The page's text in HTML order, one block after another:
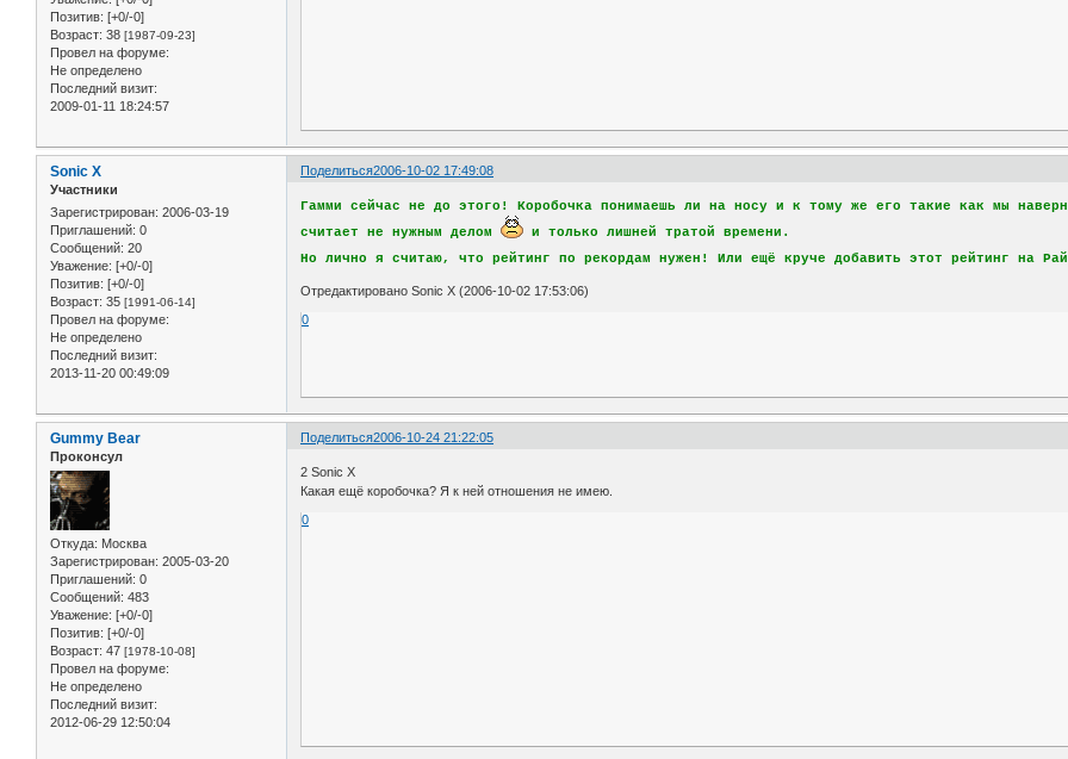
Позитив: [+0/-0]
Возраст: 38 [1987-09-23]
Провел на форуме:
Не определено
Последний визит:
2009-01-11 18:24:57
Поделиться2006-10-02 17:49:08
Sonic X
Участники
Зарегистрирован: 2006-03-19
Приглашений: 0
Сообщений: 20
Уважение: [+0/-0]
Позитив: [+0/-0]
Возраст: 35 [1991-06-14]
Провел на форуме:
Не определено
Последний визит:
2013-11-20 00:49:09
Гамми сейчас не до этого! Коробочка понимаешь ли на носу и к тому же его такие как мы
считает не нужным делом
и только лишней тратой времени.
Но лично я считаю, что рейтинг по рекордам нужен! Или ещё круче добавить этот рейтинг на
Отредактировано Sonic X (2006-10-02 17:53:06)
0
Поделиться2006-10-24 21:22:05
Gummy Bear
Проконсул
Откуда: Москва
Зарегистрирован: 2005-03-20
Приглашений: 0
Сообщений: 483
Уважение: [+0/-0]
Позитив: [+0/-0]
Возраст: 47 [1978-10-08]
Провел на форуме:
Не определено
Последний визит:
2012-06-29 12:50:04
2 Sonic X
Какая ещё коробочка? Я к ней отношения не имею.
0